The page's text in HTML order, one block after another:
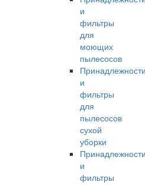
и
фильтры
для
моющих
пылесосов
Принадлежности
и
фильтры
для
пылесосов
сухой
уборки
Принадлежности
и
фильтры